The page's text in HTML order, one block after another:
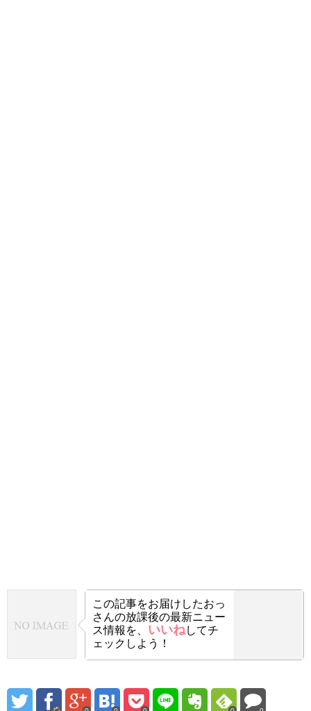
この記事をお届けしたおっ
さんの放課後の最新ニュー
ス情報を、 いいねしてチ
ェックしよう！